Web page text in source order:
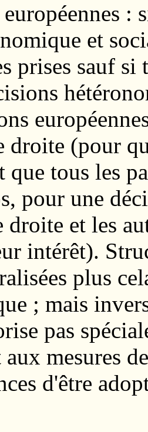
:
et
prises sauf
(pour
tous les
pour une
droite et les
intérêt).
plus
; mais
pas
mesures
d'être